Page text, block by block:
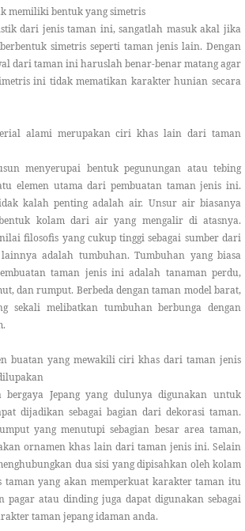
memiliki bentuk yang simetris
dari jenis taman ini, sangatlah masuk akal jika
simetris seperti taman jenis lain. Dengan
dari taman ini haruslah benar-benar matang agar
ini tidak mematikan karakter hunian secara
alami merupakan ciri khas lain dari taman
menyerupai bentuk pegunungan atau tebing
elemen utama dari pembuatan taman jenis ini.
kalah penting adalah air. Unsur air biasanya
kolam dari air yang mengalir di atasnya.
filosofis yang cukup tinggi sebagai sumber dari
adalah tumbuhan. Tumbuhan yang biasa
taman jenis ini adalah tanaman perdu,
dan rumput. Berbeda dengan taman model barat,
sekali melibatkan tumbuhan berbunga dengan
buatan yang mewakili ciri khas dari taman jenis
bergaya Jepang yang dulunya digunakan untuk
dijadikan sebagai bagian dari dekorasi taman.
yang menutupi sebagian besar area taman,
ornamen khas lain dari taman jenis ini. Selain
dua sisi yang dipisahkan oleh kolam
taman yang akan memperkuat karakter taman itu
pagar atau dinding juga dapat digunakan sebagai
taman jepang idaman anda.